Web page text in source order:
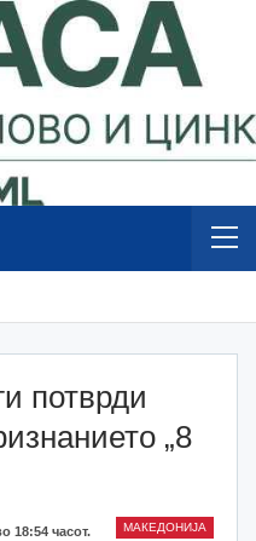
потврди
„8
МАКЕДОНИЈА
18:54 часот.